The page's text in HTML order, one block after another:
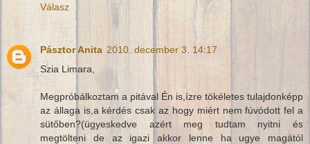
Válasz
Pásztor Anita 2010. december 3. 14:17
Szia Limara,
Megpróbálkoztam a pitával Én is,ízre tökéletes tulajdonképp
az állaga is,a kérdés csak az hogy miért nem fúvódott fel a
sütőben?(ügyeskedve azért meg tudtam nyitni és
megtölteni de az igazi akkor lenne ha ugye magától